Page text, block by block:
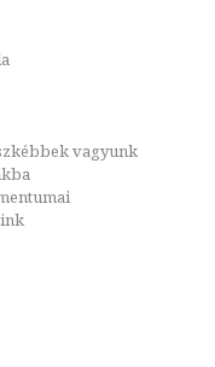
vagyunk